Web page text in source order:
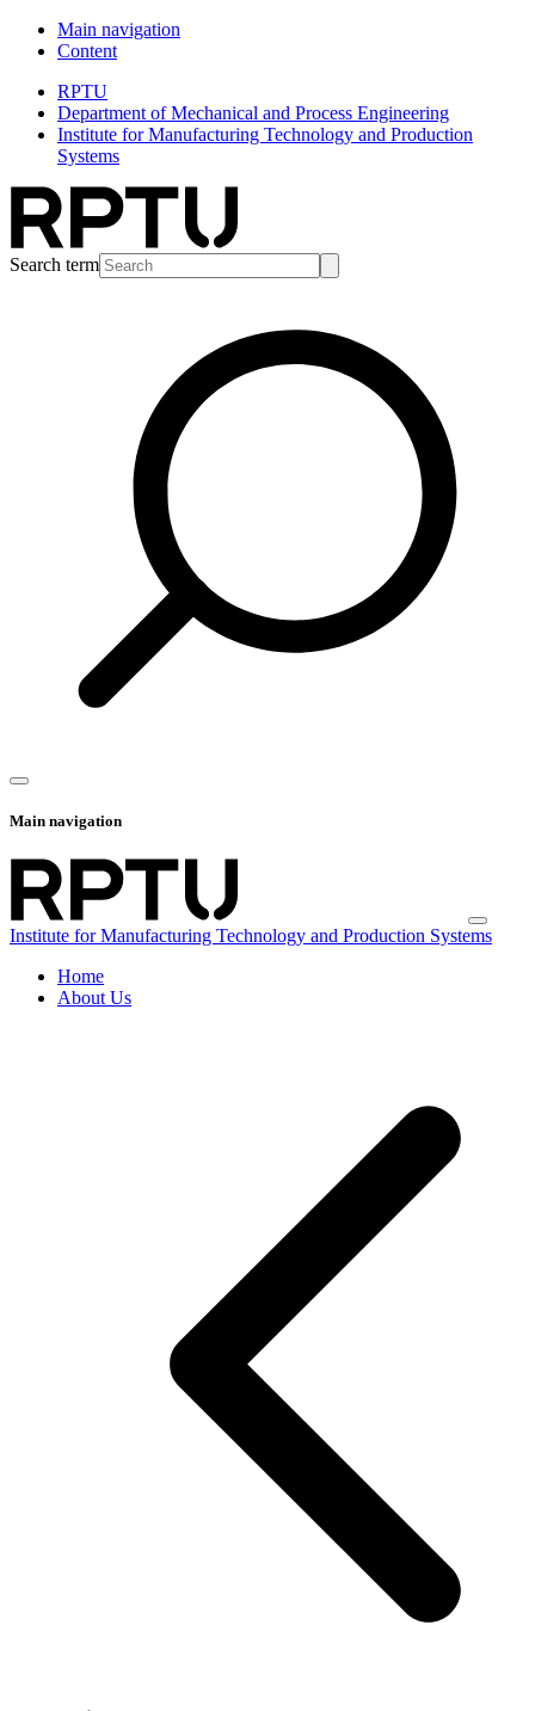
Main navigation
Content
RPTU
Department of Mechanical and Process Engineering
Institute for Manufacturing Technology and Production
Systems
Search term
Main navigation
Institute for Manufacturing Technology and Production Systems
Home
About Us